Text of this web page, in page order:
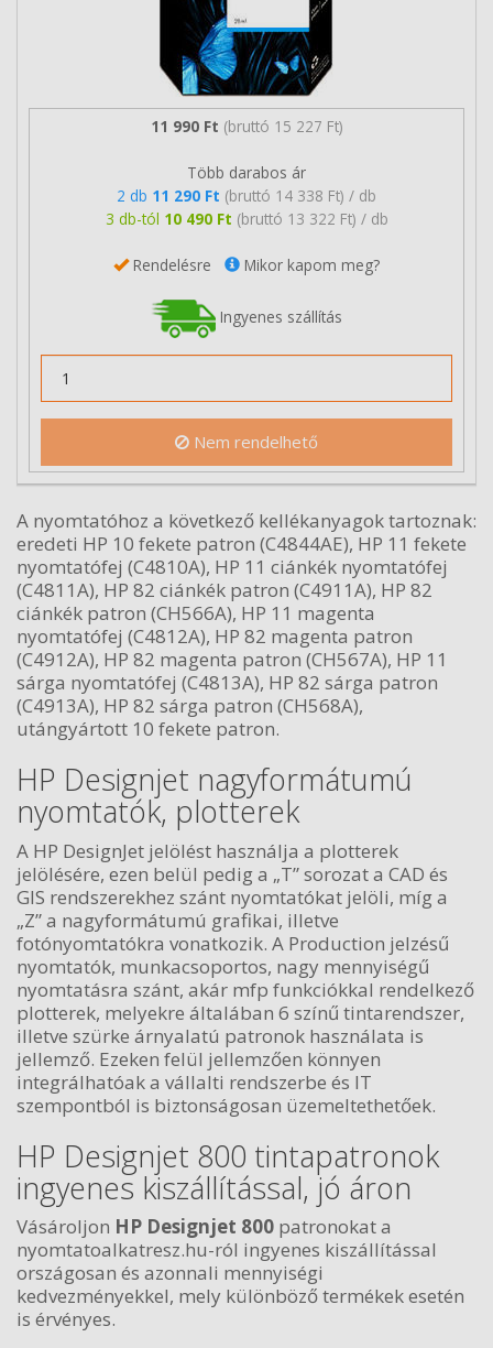
11 990 Ft (bruttó 15 227 Ft)
Több darabos ár
2 db 11 290 Ft (bruttó 14 338 Ft) / db
3 db-tól 10 490 Ft (bruttó 13 322 Ft) / db
Rendelésre Mikor kapom meg?
Ingyenes szállítás
Nem rendelhető
A nyomtatóhoz a következő kellékanyagok tartoznak:
eredeti HP 10 fekete patron (C4844AE), HP 11 fekete
nyomtatófej (C4810A), HP 11 ciánkék nyomtatófej
(C4811A), HP 82 ciánkék patron (C4911A), HP 82
ciánkék patron (CH566A), HP 11 magenta
nyomtatófej (C4812A), HP 82 magenta patron
(C4912A), HP 82 magenta patron (CH567A), HP 11
sárga nyomtatófej (C4813A), HP 82 sárga patron
(C4913A), HP 82 sárga patron (CH568A),
utángyártott 10 fekete patron.
HP Designjet nagyformátumú
nyomtatók, plotterek
A HP DesignJet jelölést használja a plotterek
jelölésére, ezen belül pedig a „T” sorozat a CAD és
GIS rendszerekhez szánt nyomtatókat jelöli, míg a
„Z” a nagyformátumú grafikai, illetve
fotónyomtatókra vonatkozik. A Production jelzésű
nyomtatók, munkacsoportos, nagy mennyiségű
nyomtatásra szánt, akár mfp funkciókkal rendelkező
plotterek, melyekre általában 6 színű tintarendszer,
illetve szürke árnyalatú patronok használata is
jellemző. Ezeken felül jellemzően könnyen
integrálhatóak a vállalti rendszerbe és IT
szempontból is biztonságosan üzemeltethetőek.
HP Designjet 800 tintapatronok
ingyenes kiszállítással, jó áron
Vásároljon HP Designjet 800 patronokat a
nyomtatoalkatresz.hu-ról ingyenes kiszállítással
országosan és azonnali mennyiségi
kedvezményekkel, mely különböző termékek esetén
is érvényes.